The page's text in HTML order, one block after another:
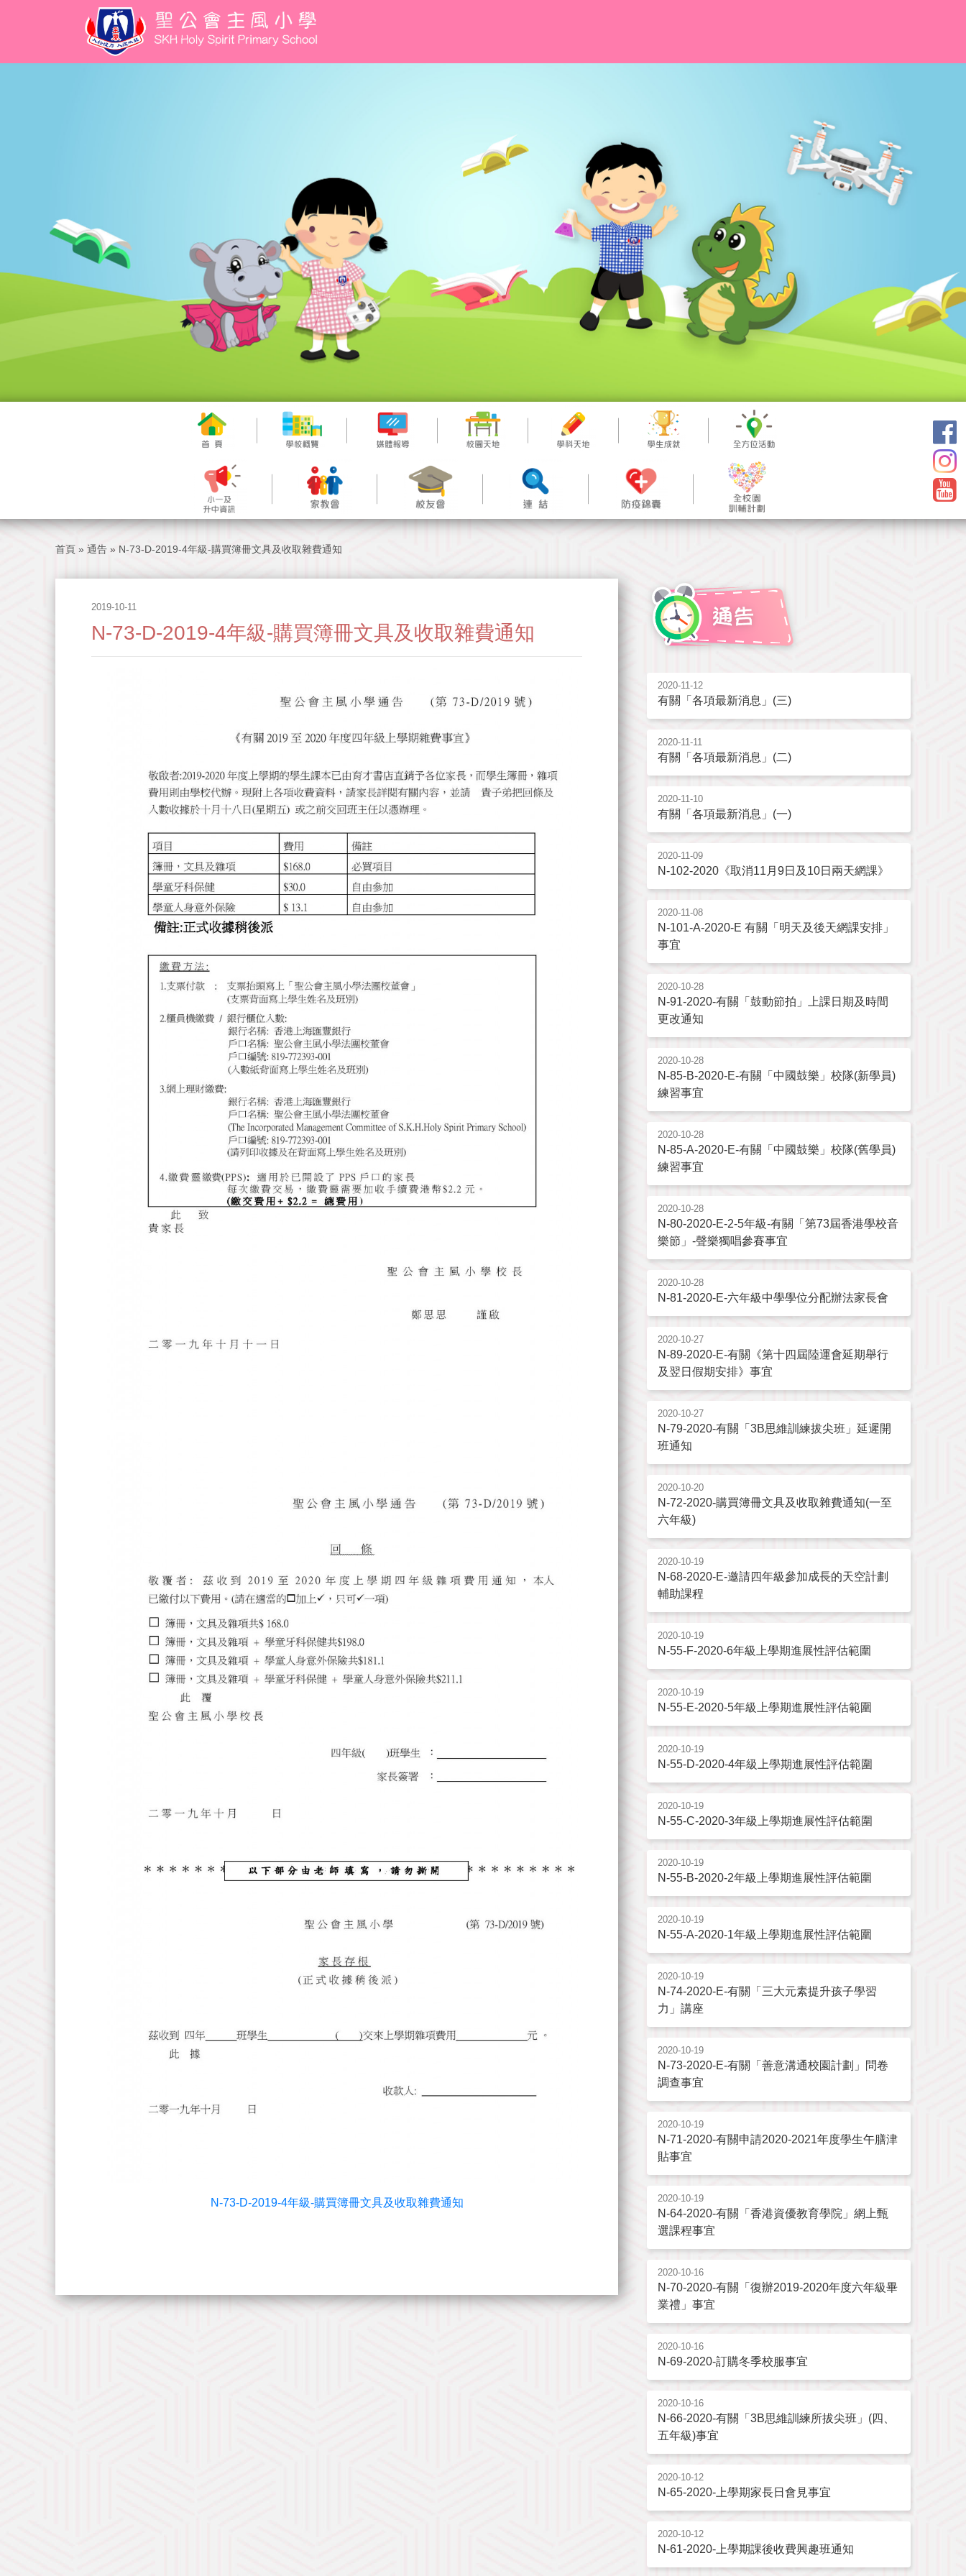
首頁 » 通告 » N-73-D-2019-4年級-購買簿冊文具及收取雜費通知
2019-10-11
N-73-D-2019-4年級-購買簿冊文具及收取雜費通知
N-73-D-2019-4年級-購買簿冊文具及收取雜費通知
2020-11-12
有關「各項最新消息」(三)
2020-11-11
有關「各項最新消息」(二)
2020-11-10
有關「各項最新消息」(一)
2020-11-09
N-102-2020《取消11月9日及10日兩天網課》
2020-11-08
N-101-A-2020-E 有關「明天及後天網課安排」
事宜
2020-10-28
N-91-2020-有關「鼓動節拍」上課日期及時間
更改通知
2020-10-28
N-85-B-2020-E-有關「中國鼓樂」校隊(新學員)
練習事宜
2020-10-28
N-85-A-2020-E-有關「中國鼓樂」校隊(舊學員)
練習事宜
2020-10-28
N-80-2020-E-2-5年級-有關「第73屆香港學校音
樂節」-聲樂獨唱參賽事宜
2020-10-28
N-81-2020-E-六年級中學學位分配辦法家長會
2020-10-27
N-89-2020-E-有關《第十四屆陸運會延期舉行
及翌日假期安排》事宜
2020-10-27
N-79-2020-有關「3B思維訓練拔尖班」延遲開
班通知
2020-10-20
N-72-2020-購買簿冊文具及收取雜費通知(一至
六年級)
2020-10-19
N-68-2020-E-邀請四年級參加成長的天空計劃
輔助課程
2020-10-19
N-55-F-2020-6年級上學期進展性評估範圍
2020-10-19
N-55-E-2020-5年級上學期進展性評估範圍
2020-10-19
N-55-D-2020-4年級上學期進展性評估範圍
2020-10-19
N-55-C-2020-3年級上學期進展性評估範圍
2020-10-19
N-55-B-2020-2年級上學期進展性評估範圍
2020-10-19
N-55-A-2020-1年級上學期進展性評估範圍
2020-10-19
N-74-2020-E-有關「三大元素提升孩子學習
力」講座
2020-10-19
N-73-2020-E-有關「善意溝通校園計劃」問卷
調查事宜
2020-10-19
N-71-2020-有關申請2020-2021年度學生午膳津
貼事宜
2020-10-19
N-64-2020-有關「香港資優教育學院」網上甄
選課程事宜
2020-10-16
N-70-2020-有關「復辦2019-2020年度六年級畢
業禮」事宜
2020-10-16
N-69-2020-訂購冬季校服事宜
2020-10-16
N-66-2020-有關「3B思維訓練所拔尖班」(四、
五年級)事宜
2020-10-12
N-65-2020-上學期家長日會見事宜
2020-10-12
N-61-2020-上學期課後收費興趣班通知